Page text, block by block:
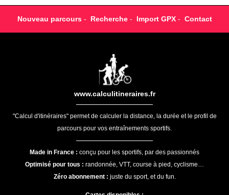
Nouveau parcours- Recherche- Import GPX- Contact
www.calculitineraires.fr
"Calcul d'itinéraires" permet de calculer la distance, la durée et le profil de
parcours pour vos entraînements sportifs.
Made in France : conçu pour les sportifs, par des passionnés
Optimisé pour tous : randonnée, VTT, course à pied, cyclisme…
Zéro abonnement : juste du sport, et du fun.